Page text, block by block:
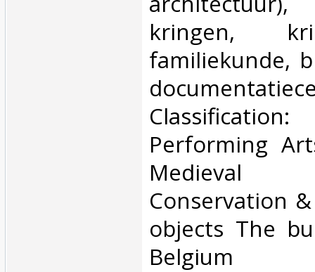
kringen,
familiekunde,
Performing
Medieval
Conservation
objects The
Belgium ‎